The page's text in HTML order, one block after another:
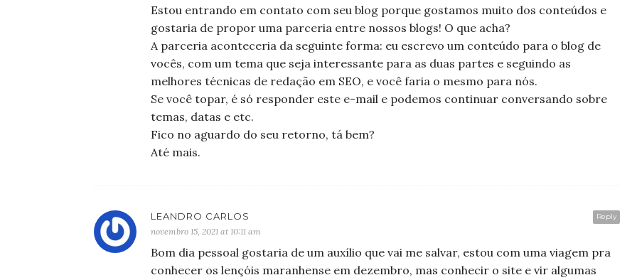
Estou entrando em contato com seu blog porque gostamos muito dos conteúdos e
gostaria de propor uma parceria entre nossos blogs! O que acha?
A parceria aconteceria da seguinte forma: eu escrevo um conteúdo para o blog de
vocês, com um tema que seja interessante para as duas partes e seguindo as
melhores técnicas de redação em SEO, e você faria o mesmo para nós.
Se você topar, é só responder este e-mail e podemos continuar conversando sobre
temas, datas e etc.
Fico no aguardo do seu retorno, tá bem?
Até mais.
Reply
LEANDRO CARLOS
novembro 15, 2021 at 10:11 am
Bom dia pessoal gostaria de um auxílio que vai me salvar, estou com uma viagem pra
conhecer os lençóis maranhense em dezembro, mas conhecir o site e vir algumas